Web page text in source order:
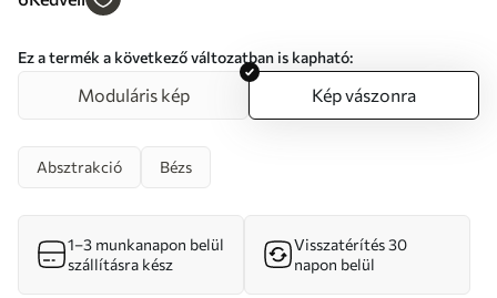
Ez a termék a következő változatban is kapható:
Moduláris kép Kép vászonra
Absztrakció Bézs
1–3 munkanapon belül
szállításra kész
Visszatérítés 30
napon belül